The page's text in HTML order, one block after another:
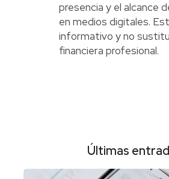
presencia y el alcance
en medios digitales.
informativo y no
financiera profesional.
Últimas